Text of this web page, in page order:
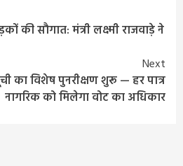
की सौगात: मंत्री लक्ष्मी राजवाड़े ने
Next
का विशेष पुनरीक्षण शुरू — हर पात्र
नागरिक को मिलेगा वोट का अधिकार